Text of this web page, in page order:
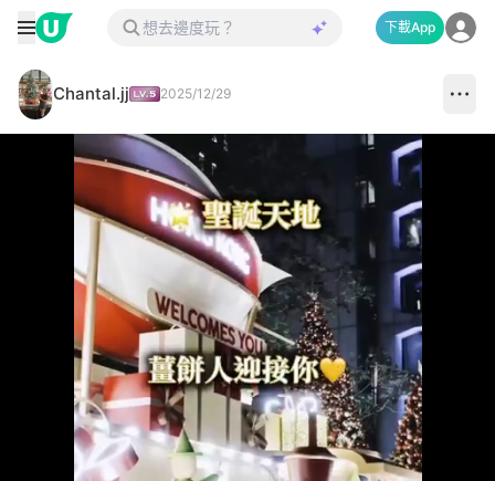
下載App
Chantal.jj 2025/12/29